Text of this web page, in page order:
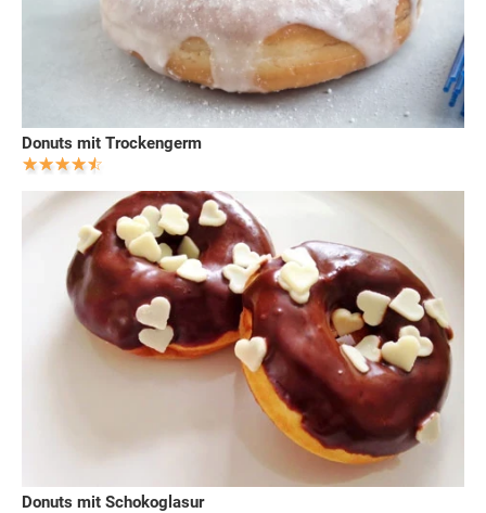
Donuts mit Trockengerm
Donuts mit Schokoglasur